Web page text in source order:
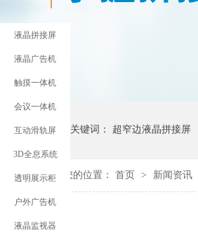
热门关键词： 超窄边液晶拼接屏
您的位置： 首页 > 新闻资讯
液晶拼接屏
液晶广告机
触摸一体机
会议一体机
互动滑轨屏
3D全息系统
透明展示柜
户外广告机
液晶监视器